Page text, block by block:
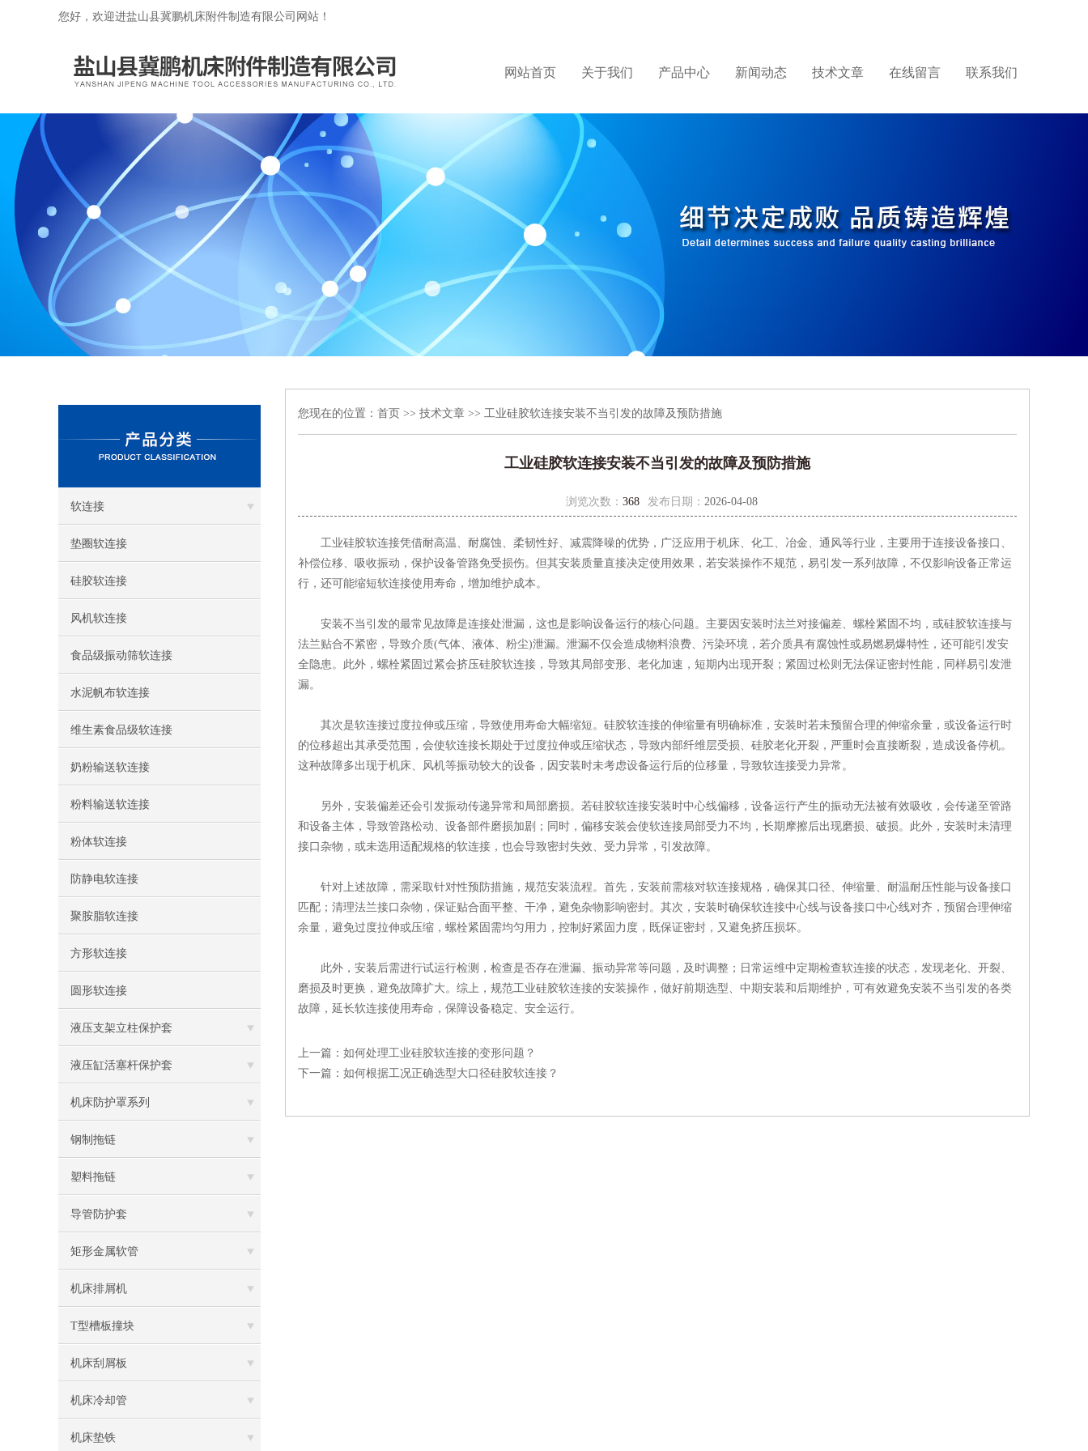
您好，欢迎进盐山县冀鹏机床附件制造有限公司网站！
网站首页 关于我们 产品中心 新闻动态 技术文章 在线留言 联系我们
软连接
垫圈软连接
硅胶软连接
风机软连接
食品级振动筛软连接
水泥帆布软连接
维生素食品级软连接
奶粉输送软连接
粉料输送软连接
粉体软连接
防静电软连接
聚胺脂软连接
方形软连接
圆形软连接
液压支架立柱保护套
液压缸活塞杆保护套
机床防护罩系列
钢制拖链
塑料拖链
导管防护套
矩形金属软管
机床排屑机
T型槽板撞块
机床刮屑板
机床冷却管
机床垫铁
您现在的位置： 首页 >> 技术文章 >> 工业硅胶软连接安装不当引发的故障及预防措施
工业硅胶软连接安装不当引发的故障及预防措施
浏览次数： 368 发布日期： 2026-04-08
工业硅胶软连接凭借耐高温、耐腐蚀、柔韧性好、减震降噪的优势，广泛应用于机床、化工、冶金、通风等行业，主要用于连接设备接口、
补偿位移、吸收振动，保护设备管路免受损伤。但其安装质量直接决定使用效果，若安装操作不规范，易引发一系列故障，不仅影响设备正常运
行，还可能缩短软连接使用寿命，增加维护成本。
安装不当引发的最常见故障是连接处泄漏，这也是影响设备运行的核心问题。主要因安装时法兰对接偏差、螺栓紧固不均，或硅胶软连接与
法兰贴合不紧密，导致介质(气体、液体、粉尘)泄漏。泄漏不仅会造成物料浪费、污染环境，若介质具有腐蚀性或易燃易爆特性，还可能引发安
全隐患。此外，螺栓紧固过紧会挤压硅胶软连接，导致其局部变形、老化加速，短期内出现开裂；紧固过松则无法保证密封性能，同样易引发泄
漏。
其次是软连接过度拉伸或压缩，导致使用寿命大幅缩短。硅胶软连接的伸缩量有明确标准，安装时若未预留合理的伸缩余量，或设备运行时
的位移超出其承受范围，会使软连接长期处于过度拉伸或压缩状态，导致内部纤维层受损、硅胶老化开裂，严重时会直接断裂，造成设备停机。
这种故障多出现于机床、风机等振动较大的设备，因安装时未考虑设备运行后的位移量，导致软连接受力异常。
另外，安装偏差还会引发振动传递异常和局部磨损。若硅胶软连接安装时中心线偏移，设备运行产生的振动无法被有效吸收，会传递至管路
和设备主体，导致管路松动、设备部件磨损加剧；同时，偏移安装会使软连接局部受力不均，长期摩擦后出现磨损、破损。此外，安装时未清理
接口杂物，或未选用适配规格的软连接，也会导致密封失效、受力异常，引发故障。
针对上述故障，需采取针对性预防措施，规范安装流程。首先，安装前需核对软连接规格，确保其口径、伸缩量、耐温耐压性能与设备接口
匹配；清理法兰接口杂物，保证贴合面平整、干净，避免杂物影响密封。其次，安装时确保软连接中心线与设备接口中心线对齐，预留合理伸缩
余量，避免过度拉伸或压缩，螺栓紧固需均匀用力，控制好紧固力度，既保证密封，又避免挤压损坏。
此外，安装后需进行试运行检测，检查是否存在泄漏、振动异常等问题，及时调整；日常运维中定期检查软连接的状态，发现老化、开裂、
磨损及时更换，避免故障扩大。综上，规范工业硅胶软连接的安装操作，做好前期选型、中期安装和后期维护，可有效避免安装不当引发的各类
故障，延长软连接使用寿命，保障设备稳定、安全运行。
上一篇： 如何处理工业硅胶软连接的变形问题？
下一篇： 如何根据工况正确选型大口径硅胶软连接？